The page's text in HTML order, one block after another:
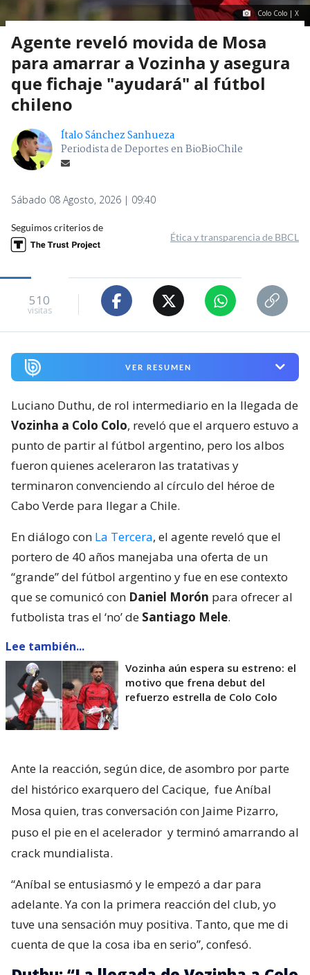
Colo Colo | X
Agente reveló movida de Mosa
para amarrar a Vozinha y asegura
que fichaje "ayudará" al fútbol
chileno
Ítalo Sánchez Sanhueza
Periodista de Deportes en BioBioChile
Sábado 08 Agosto, 2026 | 09:40
Seguimos criterios de
Ética y transparencia de BBCL
510
visitas
VER RESUMEN
Luciano Duthu, de rol intermediario en la llegada de
Vozinha a Colo Colo, reveló que el arquero estuvo a
punto de partir al fútbol argentino, pero los albos
fueron quienes aceleraron las tratativas y
terminaron convenciendo al círculo del héroe de
Cabo Verde para llegar a Chile.
En diálogo con La Tercera, el agente reveló que el
portero de 40 años manejaba una oferta de un
“grande” del fútbol argentino y fue en ese contexto
que se comunicó con Daniel Morón para ofrecer al
futbolista tras el ‘no’ de Santiago Mele.
Lee también...
Vozinha aún espera su estreno: el
motivo que frena debut del
refuerzo estrella de Colo Colo
Ante la reacción, según dice, de asombro por parte
del histórico exarquero del Cacique, fue Aníbal
Mosa quien, tras conversación con Jaime Pizarro,
puso el pie en el acelerador y terminó amarrando al
crack mundialista.
“Aníbal se entusiasmó y le empezó a dar para
adelante. Ya con la primera reacción del club, yo
tuve una sensación muy positiva. Tanto, que me di
cuenta de que la cosa iba en serio”, confesó.